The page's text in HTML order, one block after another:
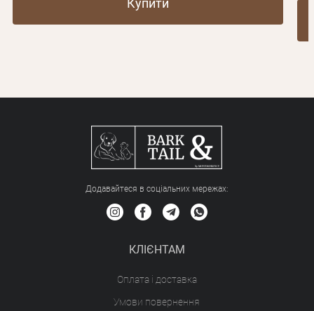
Купити
Додавайтеся в соціальних мережах:
КЛІЄНТАМ
Оплата і доставка
Умови повернення